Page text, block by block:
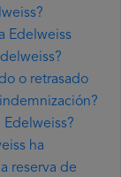
Edelweiss
o retrasado
Edelweiss?
ha
reserva de